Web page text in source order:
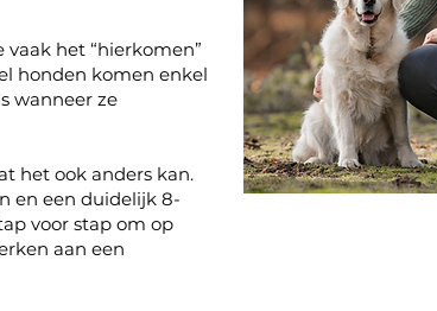
het “hierkomen”
honden komen enkel
wanneer ze
het ook anders kan.
en een duidelijk 8-
voor stap om op
aan een